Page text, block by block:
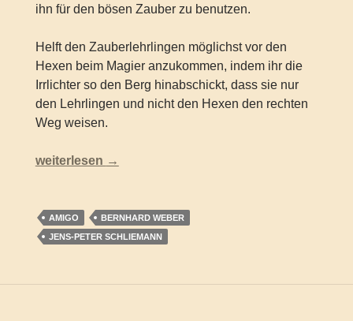
ihn für den bösen Zauber zu benutzen.
Helft den Zauberlehrlingen möglichst vor den
Hexen beim Magier anzukommen, indem ihr die
Irrlichter so den Berg hinabschickt, dass sie nur
den Lehrlingen und nicht den Hexen den rechten
Weg weisen.
Jens-Peter Schliemann & Bernhard Weber –
weiterlesen →
AMIGO
BERNHARD WEBER
JENS-PETER SCHLIEMANN